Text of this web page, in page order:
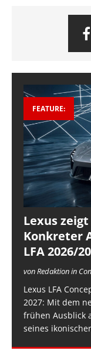
FEATURE:
Lexus zeigt
Konkreter
LFA 2026/
von Redaktion in
Lexus LFA
2027: Mit dem
frühen Ausblick
seines